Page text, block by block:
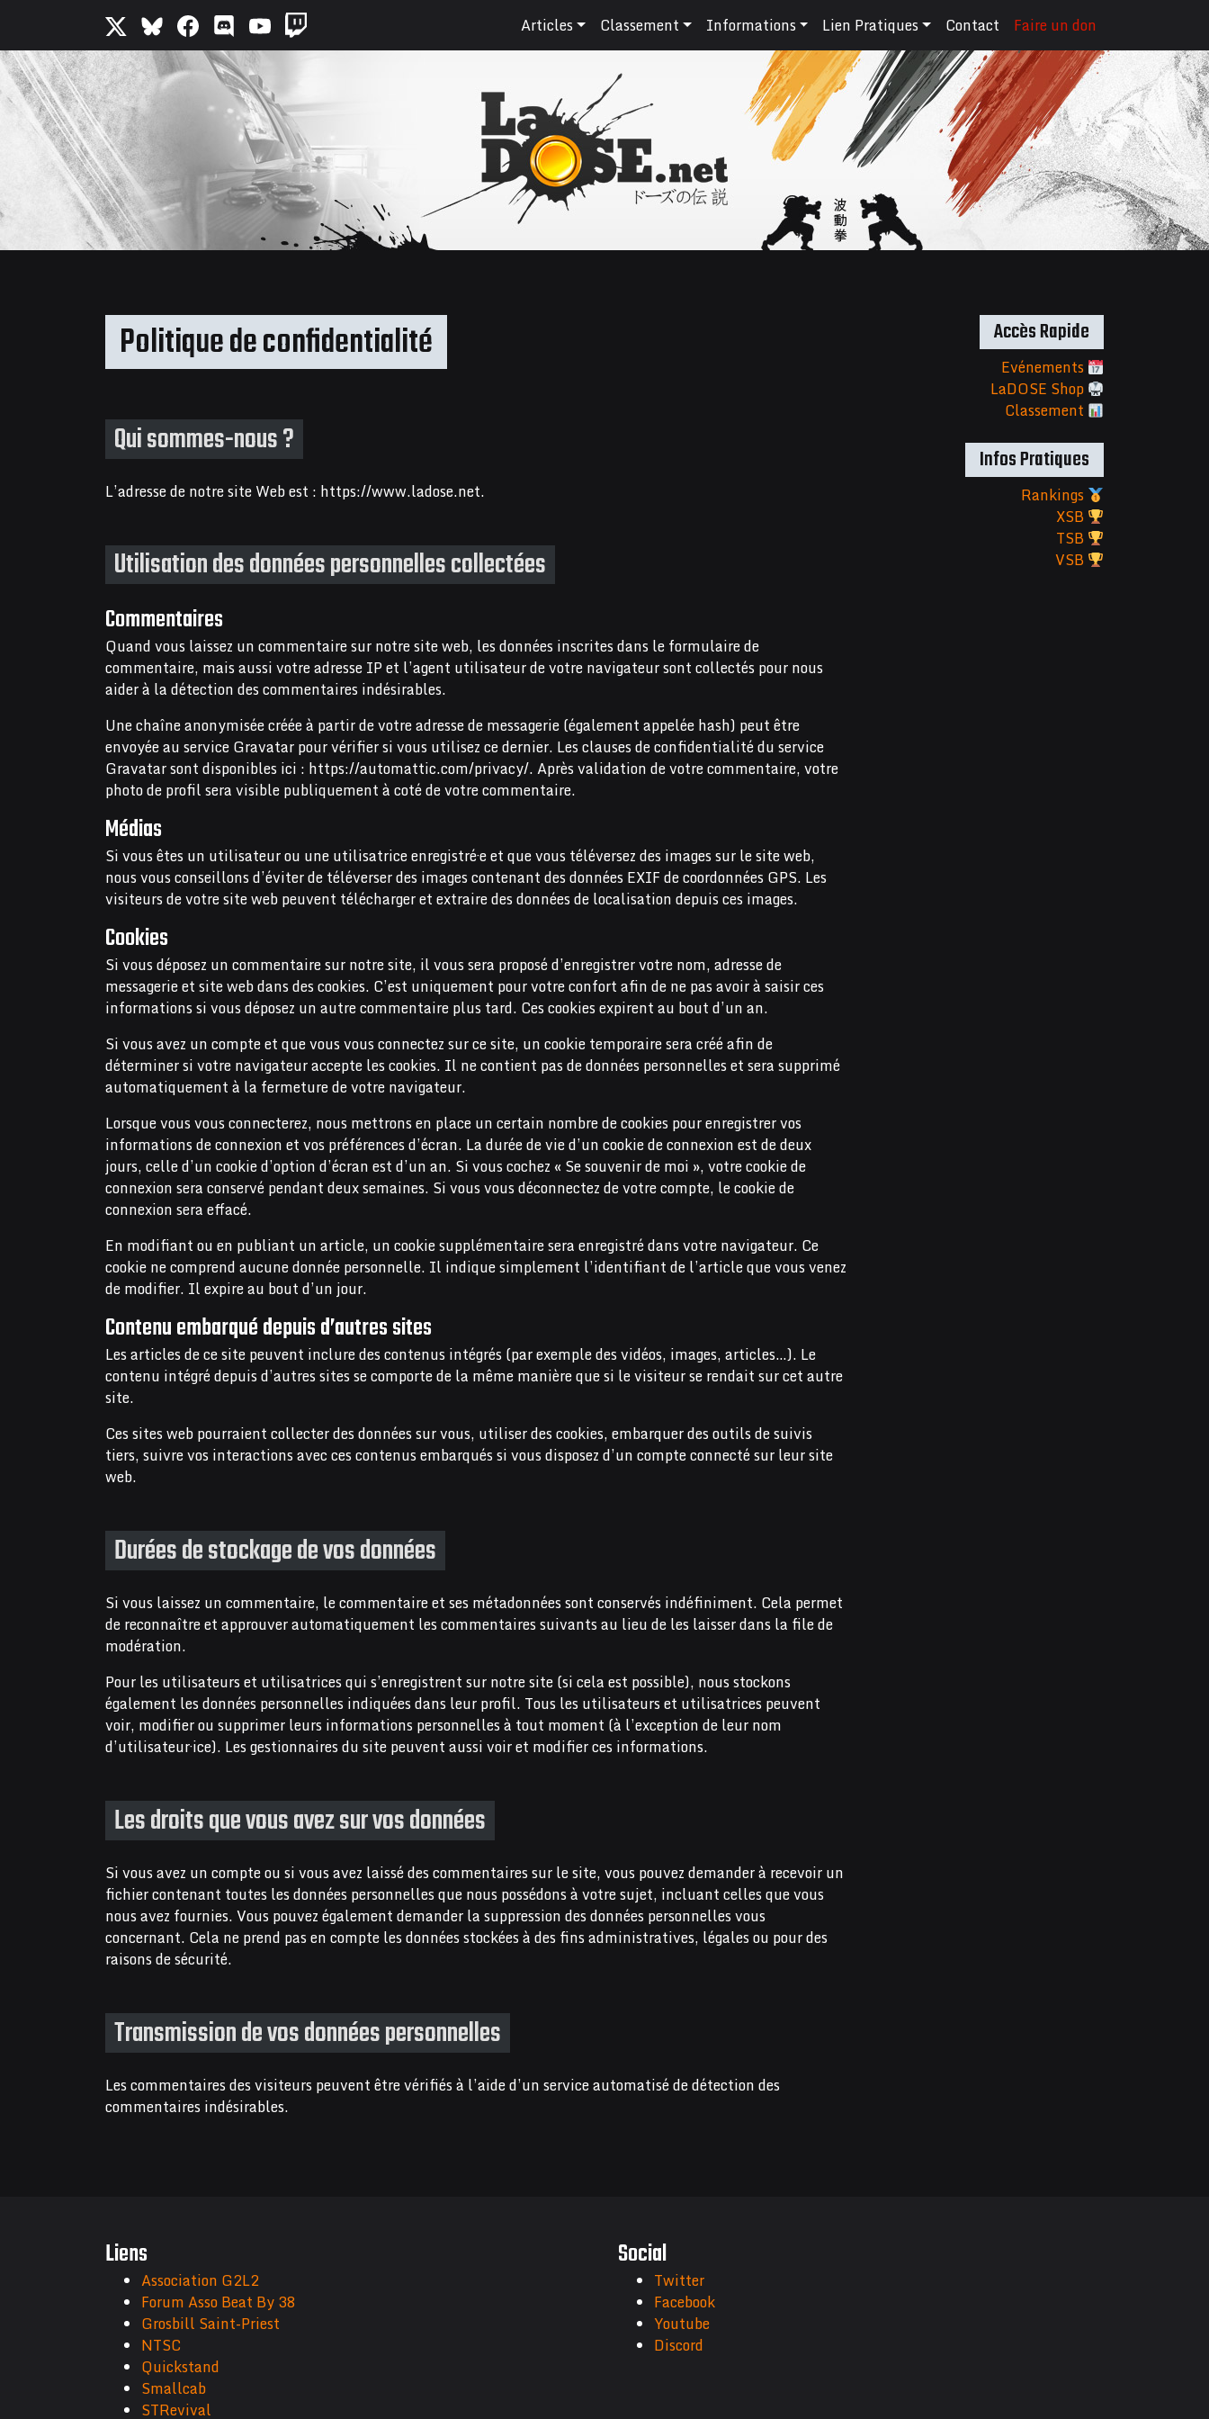
Articles Classement Informations Lien Pratiques Contact Faire un don
Politique de confidentialité
Qui sommes-nous ?
L’adresse de notre site Web est : https://www.ladose.net.
Utilisation des données personnelles collectées
Commentaires
Quand vous laissez un commentaire sur notre site web, les données inscrites dans le formulaire de
commentaire, mais aussi votre adresse IP et l’agent utilisateur de votre navigateur sont collectés pour nous
aider à la détection des commentaires indésirables.
Une chaîne anonymisée créée à partir de votre adresse de messagerie (également appelée hash) peut être
envoyée au service Gravatar pour vérifier si vous utilisez ce dernier. Les clauses de confidentialité du service
Gravatar sont disponibles ici : https://automattic.com/privacy/. Après validation de votre commentaire, votre
photo de profil sera visible publiquement à coté de votre commentaire.
Médias
Si vous êtes un utilisateur ou une utilisatrice enregistré·e et que vous téléversez des images sur le site web,
nous vous conseillons d’éviter de téléverser des images contenant des données EXIF de coordonnées GPS. Les
visiteurs de votre site web peuvent télécharger et extraire des données de localisation depuis ces images.
Cookies
Si vous déposez un commentaire sur notre site, il vous sera proposé d’enregistrer votre nom, adresse de
messagerie et site web dans des cookies. C’est uniquement pour votre confort afin de ne pas avoir à saisir ces
informations si vous déposez un autre commentaire plus tard. Ces cookies expirent au bout d’un an.
Si vous avez un compte et que vous vous connectez sur ce site, un cookie temporaire sera créé afin de
déterminer si votre navigateur accepte les cookies. Il ne contient pas de données personnelles et sera supprimé
automatiquement à la fermeture de votre navigateur.
Lorsque vous vous connecterez, nous mettrons en place un certain nombre de cookies pour enregistrer vos
informations de connexion et vos préférences d’écran. La durée de vie d’un cookie de connexion est de deux
jours, celle d’un cookie d’option d’écran est d’un an. Si vous cochez « Se souvenir de moi », votre cookie de
connexion sera conservé pendant deux semaines. Si vous vous déconnectez de votre compte, le cookie de
connexion sera effacé.
En modifiant ou en publiant un article, un cookie supplémentaire sera enregistré dans votre navigateur. Ce
cookie ne comprend aucune donnée personnelle. Il indique simplement l’identifiant de l’article que vous venez
de modifier. Il expire au bout d’un jour.
Contenu embarqué depuis d’autres sites
Les articles de ce site peuvent inclure des contenus intégrés (par exemple des vidéos, images, articles…). Le
contenu intégré depuis d’autres sites se comporte de la même manière que si le visiteur se rendait sur cet autre
site.
Ces sites web pourraient collecter des données sur vous, utiliser des cookies, embarquer des outils de suivis
tiers, suivre vos interactions avec ces contenus embarqués si vous disposez d’un compte connecté sur leur site
web.
Durées de stockage de vos données
Si vous laissez un commentaire, le commentaire et ses métadonnées sont conservés indéfiniment. Cela permet
de reconnaître et approuver automatiquement les commentaires suivants au lieu de les laisser dans la file de
modération.
Pour les utilisateurs et utilisatrices qui s’enregistrent sur notre site (si cela est possible), nous stockons
également les données personnelles indiquées dans leur profil. Tous les utilisateurs et utilisatrices peuvent
voir, modifier ou supprimer leurs informations personnelles à tout moment (à l’exception de leur nom
d’utilisateur·ice). Les gestionnaires du site peuvent aussi voir et modifier ces informations.
Les droits que vous avez sur vos données
Si vous avez un compte ou si vous avez laissé des commentaires sur le site, vous pouvez demander à recevoir un
fichier contenant toutes les données personnelles que nous possédons à votre sujet, incluant celles que vous
nous avez fournies. Vous pouvez également demander la suppression des données personnelles vous
concernant. Cela ne prend pas en compte les données stockées à des fins administratives, légales ou pour des
raisons de sécurité.
Transmission de vos données personnelles
Les commentaires des visiteurs peuvent être vérifiés à l’aide d’un service automatisé de détection des
commentaires indésirables.
Accès Rapide
Evénements
LaDOSE Shop
Classement
Infos Pratiques
Rankings
XSB
TSB
VSB
Liens
Association G2L2
Forum Asso Beat By 38
Grosbill Saint-Priest
NTSC
Quickstand
Smallcab
STRevival
Social
Twitter
Facebook
Youtube
Discord